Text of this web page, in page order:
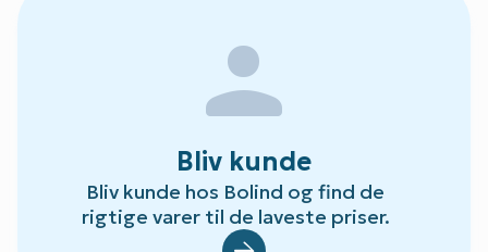
person
Bliv kunde
Bliv kunde hos Bolind og find de
rigtige varer til de laveste priser.